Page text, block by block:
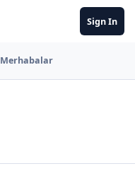
Sign In
Merhabalar